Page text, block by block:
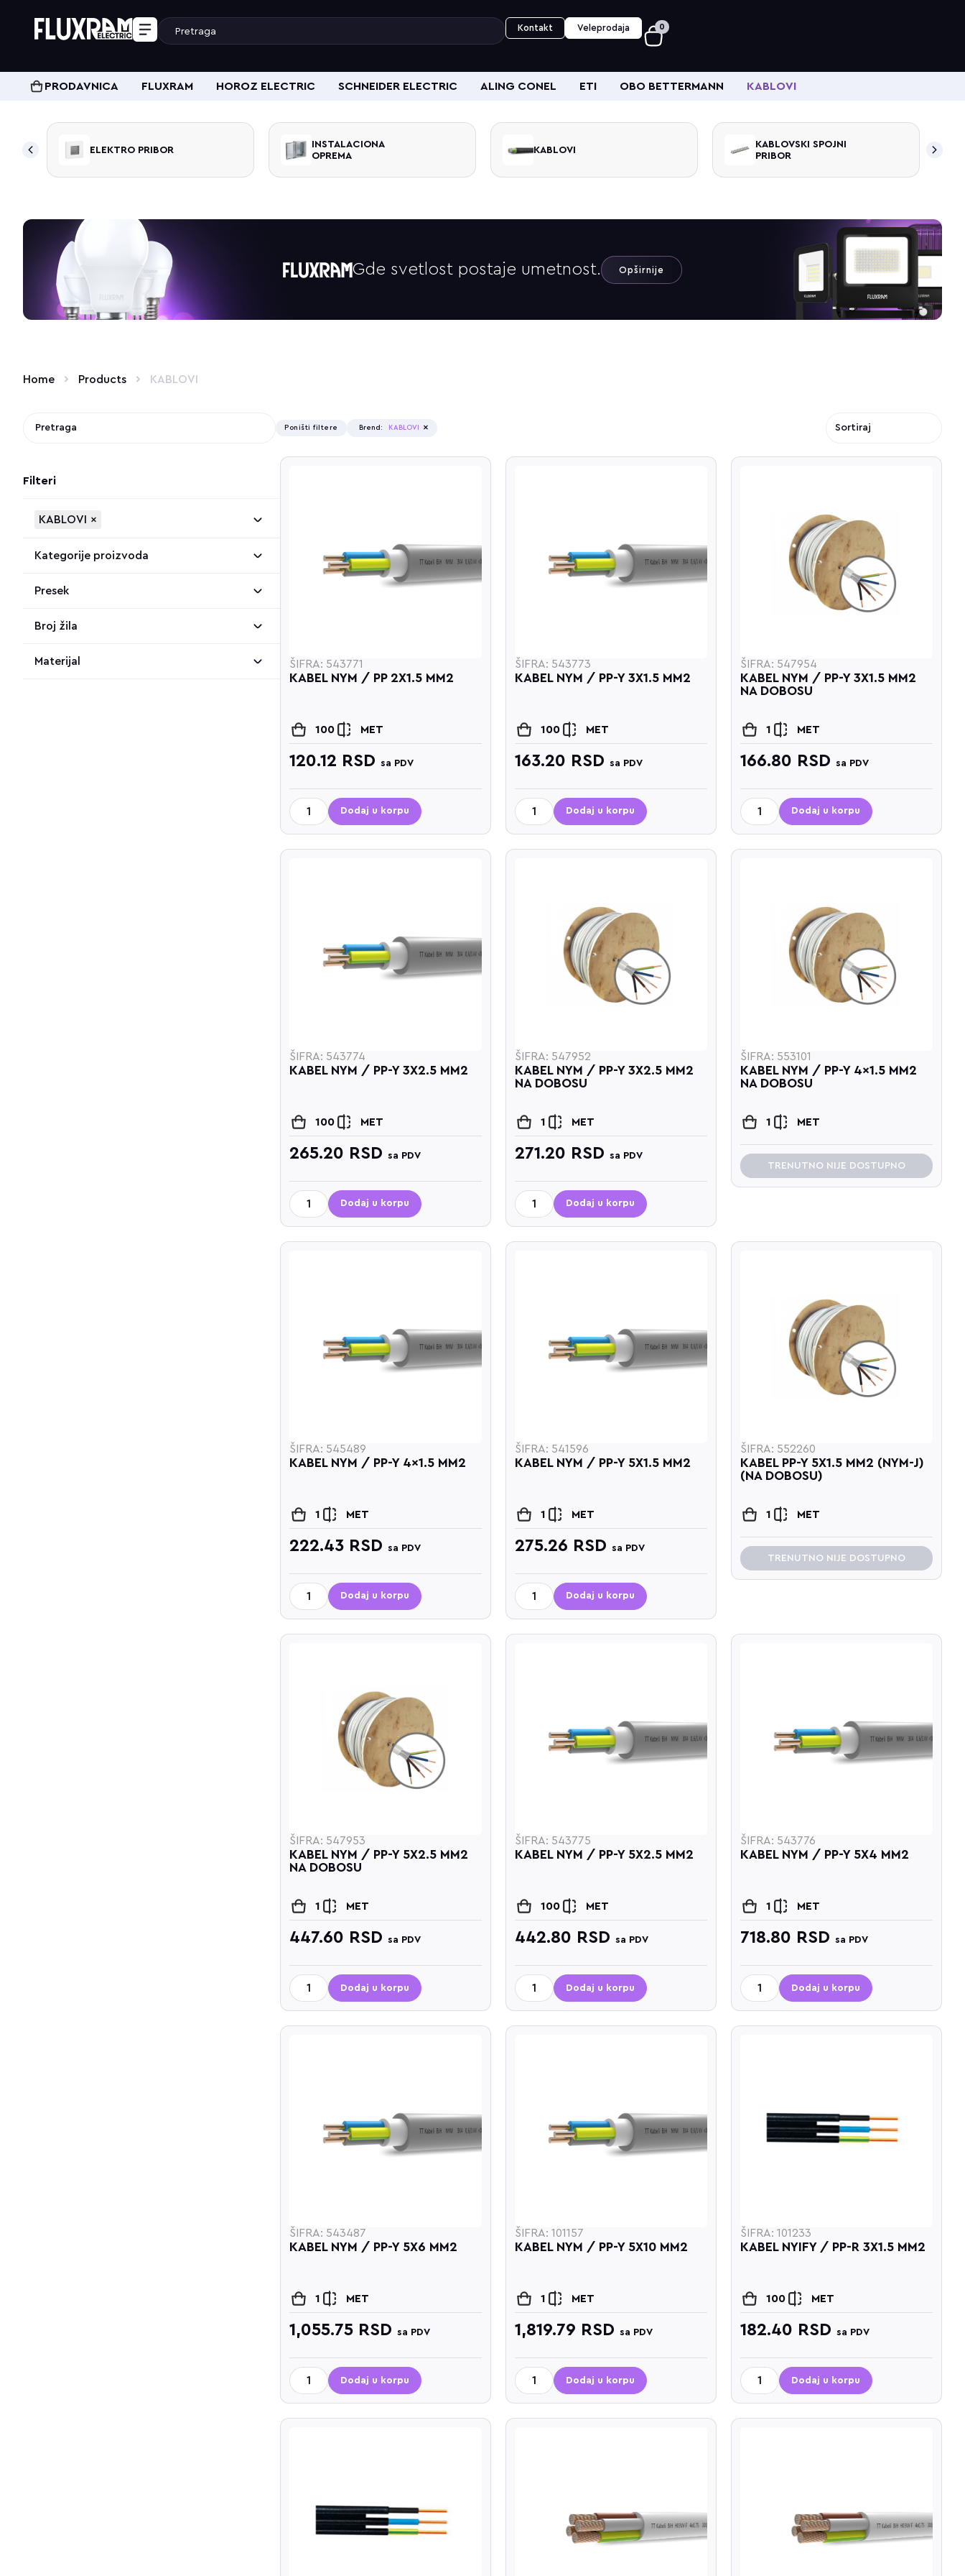
Kontakt Veleprodaja 0
PRODAVNICA FLUXRAM HOROZ ELECTRIC SCHNEIDER ELECTRIC ALING CONEL ETI OBO BETTERMANN KABLOVI
ELEKTRO PRIBOR
INSTALACIONA
OPREMA
KABLOVI
KABLOVSKI SPOJNI
PRIBOR
Gde svetlost postaje umetnost. Opširnije
Home Products KABLOVI
Poništi filtere Brend : KABLOVI ×
Filteri
KABLOVI ×
Kategorije proizvoda
Presek
Broj žila
Materijal ŠIFRA: 543771
KABEL NYM / PP 2X1.5 MM2
100 MET
120.12 RSD sa PDV
Dodaj u korpu
ŠIFRA: 543773
KABEL NYM / PP-Y 3X1.5 MM2
100 MET
163.20 RSD sa PDV
Dodaj u korpu
ŠIFRA: 547954
KABEL NYM / PP-Y 3X1.5 MM2
NA DOBOSU
1 MET
166.80 RSD sa PDV
Dodaj u korpu
ŠIFRA: 543774
KABEL NYM / PP-Y 3X2.5 MM2
100 MET
265.20 RSD sa PDV
Dodaj u korpu
ŠIFRA: 547952
KABEL NYM / PP-Y 3X2.5 MM2
NA DOBOSU
1 MET
271.20 RSD sa PDV
Dodaj u korpu
ŠIFRA: 553101
KABEL NYM / PP-Y 4x1.5 MM2
NA DOBOSU
1 MET
TRENUTNO NIJE DOSTUPNO
ŠIFRA: 545489
KABEL NYM / PP-Y 4x1.5 MM2
1 MET
222.43 RSD sa PDV
Dodaj u korpu
ŠIFRA: 541596
KABEL NYM / PP-Y 5X1.5 MM2
1 MET
275.26 RSD sa PDV
Dodaj u korpu
ŠIFRA: 552260
KABEL PP-Y 5X1.5 MM2 (NYM-J)
(NA DOBOSU)
1 MET
TRENUTNO NIJE DOSTUPNO
ŠIFRA: 547953
KABEL NYM / PP-Y 5X2.5 MM2
NA DOBOSU
1 MET
447.60 RSD sa PDV
Dodaj u korpu
ŠIFRA: 543775
KABEL NYM / PP-Y 5X2.5 MM2
100 MET
442.80 RSD sa PDV
Dodaj u korpu
ŠIFRA: 543776
KABEL NYM / PP-Y 5X4 MM2
1 MET
718.80 RSD sa PDV
Dodaj u korpu
ŠIFRA: 543487
KABEL NYM / PP-Y 5X6 MM2
1 MET
1,055.75 RSD sa PDV
Dodaj u korpu
ŠIFRA: 101157
KABEL NYM / PP-Y 5X10 MM2
1 MET
1,819.79 RSD sa PDV
Dodaj u korpu
ŠIFRA: 101233
KABEL NYIFY / PP-R 3X1.5 MM2
100 MET
182.40 RSD sa PDV
Dodaj u korpu